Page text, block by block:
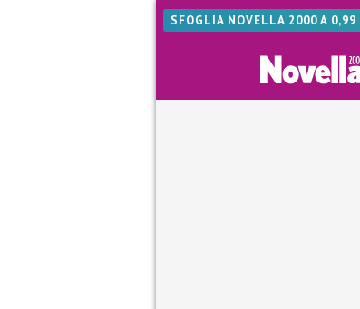
SFOGLIA NOVELLA 2000 A 0,99